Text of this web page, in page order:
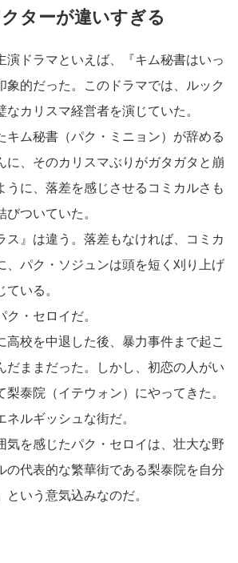
ターが違いすぎる
演ドラマといえば、『キム秘書はいっ
象的だった。このドラマでは、ルック
なカリスマ経営者を演じていた。
キム秘書（パク・ミニョン）が辞める
に、そのカリスマぶりがガタガタと崩
うに、落差を感じさせるコミカルさも
びついていた。
ス』は違う。落差もなければ、コミカ
、パク・ソジュンは頭を短く刈り上げ
いる。
・セロイだ。
高校を中退した後、暴力事件まで起こ
だままだった。しかし、初恋の人がい
梨泰院（イテウォン）にやってきた。
ネルギッシュな街だ。
気を感じたパク・セロイは、壮大な野
の代表的な繁華街である梨泰院を自分
いう意気込みなのだ。